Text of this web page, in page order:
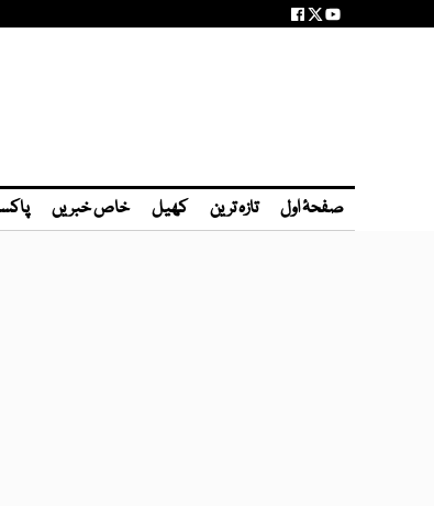
صفحۂ اول تازہ ترین کھیل خاص خبریں